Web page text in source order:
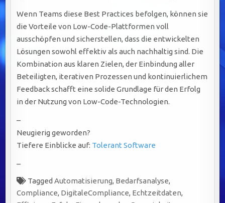
Wenn Teams diese Best Practices befolgen, können sie
die Vorteile von Low-Code-Plattformen voll
ausschöpfen und sicherstellen, dass die entwickelten
Lösungen sowohl effektiv als auch nachhaltig sind. Die
Kombination aus klaren Zielen, der Einbindung aller
Beteiligten, iterativen Prozessen und kontinuierlichem
Feedback schafft eine solide Grundlage für den Erfolg
in der Nutzung von Low-Code-Technologien.
–
Neugierig geworden?
Tiefere Einblicke auf: Tolerant Software
–
TaggedAutomatisierung, Bedarfsanalyse,
Compliance, DigitaleCompliance, Echtzeitdaten,